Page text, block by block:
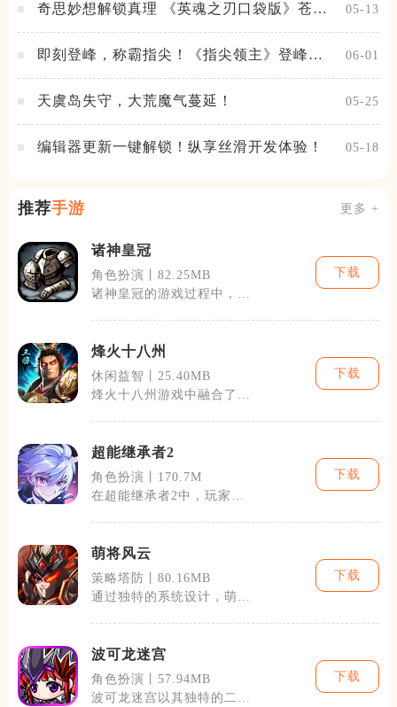
奇思妙想解锁真理 《英魂之刃口袋版》苍天
05-13
即刻登峰，称霸指尖！《指尖领主》登峰测
06-01
天虞岛失守，大荒魔气蔓延！ 05-25
编辑器更新一键解锁！纵享丝滑开发体验！ 05-18
推荐手游 更多 +
诸神皇冠
角色扮演丨82.25MB
诸神皇冠的游戏过程中，玩
下载
烽火十八州
休闲益智丨25.40MB
烽火十八州游戏中融合了丰
下载
超能继承者2
角色扮演丨170.7M
在超能继承者2中，玩家可
下载
萌将风云
策略塔防丨80.16MB
通过独特的系统设计，萌将
下载
波可龙迷宫
角色扮演丨57.94MB
波可龙迷宫以其独特的二维
下载